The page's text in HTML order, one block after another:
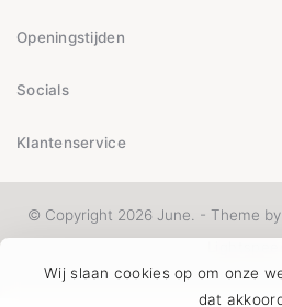
Wij slaan cookies op om onze
dat
Openingstijden
Socials
Klantenservice
© Copyright 2026 June. - Theme by